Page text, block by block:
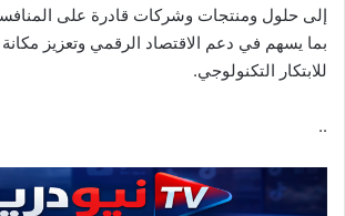
إلى حلول ومنتجات وشركات قادرة على المنافسة
بما يسهم في دعم الاقتصاد الرقمي وتعزيز
للابتكار التكنولوجي.
..